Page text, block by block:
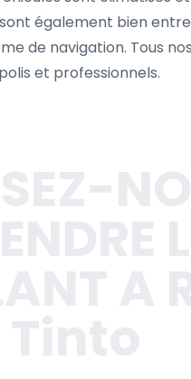
également bien
de navigation. Tous nos
et professionnels.